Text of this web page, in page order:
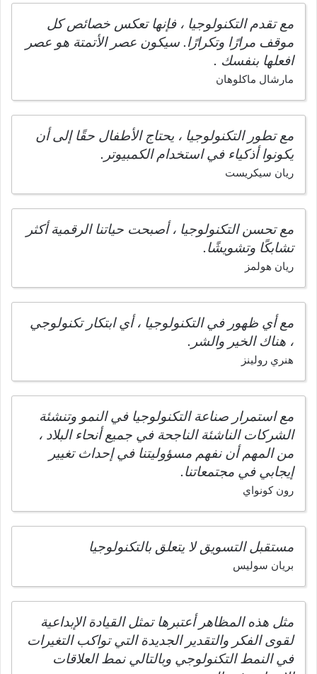
مع تقدم التكنولوجيا ، فإنها تعكس خصائص كل
موقف مرارًا وتكرارًا. سيكون عصر الأتمتة هو عصر
افعلها بنفسك .
مارشال ماكلوهان
مع تطور التكنولوجيا ، يحتاج الأطفال حقًا إلى أن
يكونوا أذكياء في استخدام الكمبيوتر.
ريان سيكريست
مع تحسن التكنولوجيا ، أصبحت حياتنا الرقمية أكثر
تشابكًا وتشويشًا.
ريان هولمز
مع أي ظهور في التكنولوجيا ، أي ابتكار تكنولوجي
، هناك الخير والشر.
هنري رولينز
مع استمرار صناعة التكنولوجيا في النمو وتنشئة
الشركات الناشئة الناجحة في جميع أنحاء البلاد ،
من المهم أن نفهم مسؤوليتنا في إحداث تغيير
إيجابي في مجتمعاتنا.
رون كونواي
مستقبل التسويق لا يتعلق بالتكنولوجيا
بريان سوليس
مثل هذه المظاهر أعتبرها تمثل القيادة الإبداعية
لقوى الفكر والتقدير الجديدة التي تواكب التغيرات
في النمط التكنولوجي وبالتالي نمط العلاقات